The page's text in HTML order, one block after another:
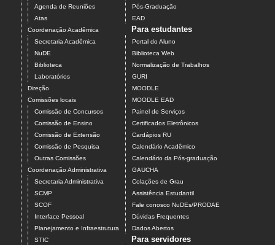
Agenda de Reuniões
Atas
Coordenação Acadêmica
Secretaria Acadêmica
NuDE
Biblioteca
Laboratórios
Direção
Comissões locais
Comissão de Concursos
Comissão de Ensino
Comissão de Extensão
Comissão de Pesquisa
Outras Comissões
Coordenação Administrativa
Secretaria Administrativa
SCMP
SCOF
Interface Pessoal
Planejamento e Infraestrutura
STIC
Pós-Graduação
EAD
Para estudantes
Portal do Aluno
Biblioteca Web
Normalização de Trabalhos
GURI
MOODLE
MOODLE EAD
Painel de Serviços
Certificados Eletrônicos
Cardápios RU
Calendário Acadêmico
Calendário da Pós-graduação
GAUCHA
Colações de Grau
Assistência Estudantil
Fale conosco NuDEs/PRODAE
Dúvidas Frequentes
Dados Abertos
Para servidores